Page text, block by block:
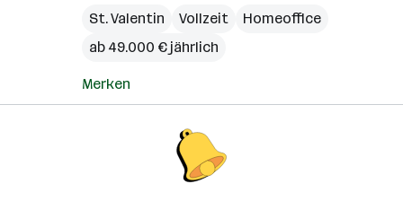
St. Valentin
Vollzeit
Homeoffice
ab 49.000 € jährlich
Merken